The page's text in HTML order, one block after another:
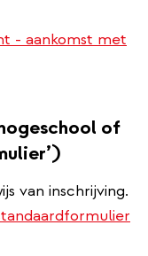
- aankomst met
of
van inschrijving.